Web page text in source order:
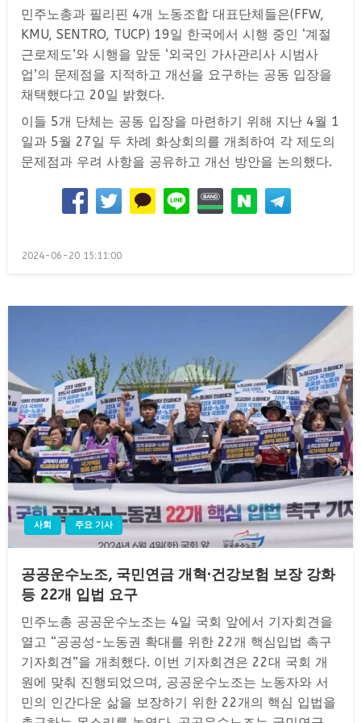
민주노총과 필리핀 4개 노동조합 대표단체들은(FFW,
KMU, SENTRO, TUCP) 19일 한국에서 시행 중인 ‘계절
근로제도’와 시행을 앞둔 ‘외국인 가사관리사 시범사
업’의 문제점을 지적하고 개선을 요구하는 공동 입장을
채택했다고 20일 밝혔다.
이들 5개 단체는 공동 입장을 마련하기 위해 지난 4월 1
일과 5월 27일 두 차례 화상회의를 개최하여 각 제도의
문제점과 우려 사항을 공유하고 개선 방안을 논의했다.
Posted
2024-06-20 15:11:00
사회 주요 기사
공공운수노조, 국민연금 개혁·건강보험 보장 강화
등 22개 입법 요구
민주노총 공공운수노조는 4일 국회 앞에서 기자회견을
열고 “공공성-노동권 확대를 위한 22개 핵심입법 촉구
기자회견”을 개최했다. 이번 기자회견은 22대 국회 개
원에 맞춰 진행되었으며, 공공운수노조는 노동자와 서
민의 인간다운 삶을 보장하기 위한 22개의 핵심 입법을